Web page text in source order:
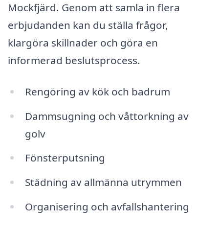
Mockfjärd. Genom att samla in flera
erbjudanden kan du ställa frågor,
klargöra skillnader och göra en
informerad beslutsprocess.
Rengöring av kök och badrum
Dammsugning och våttorkning av
golv
Fönsterputsning
Städning av allmänna utrymmen
Organisering och avfallshantering